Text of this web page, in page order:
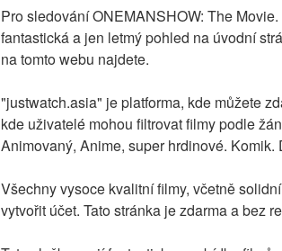
Pro sledování ONEMANSHOW: The
fantastická a jen letmý pohled na úvodní
na tomto webu najdete.
"justwatch.asia" je platforma, kde můžete
kde uživatelé mohou filtrovat filmy podle
Animovaný, Anime, super hrdinové.
Všechny vysoce kvalitní filmy, včetně
vytvořit účet. Tato stránka je zdarma a bez